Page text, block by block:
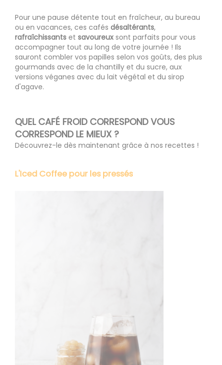
Pour une pause détente tout en fraîcheur, au bureau
ou en vacances, ces cafés désaltérants,
rafraîchissants et savoureux sont parfaits pour vous
accompagner tout au long de votre journée ! Ils
sauront combler vos papilles selon vos goûts, des plus
gourmands avec de la chantilly et du sucre, aux
versions véganes avec du lait végétal et du sirop
d'agave.
QUEL CAFÉ FROID CORRESPOND VOUS
CORRESPOND LE MIEUX ?
Découvrez-le dès maintenant grâce à nos recettes !
L'Iced Coffee pour les pressés